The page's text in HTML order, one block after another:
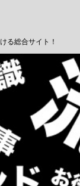
る総合サイト！